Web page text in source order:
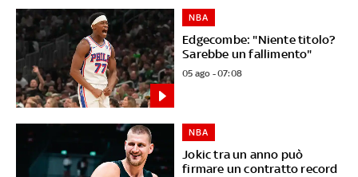
Edgecombe: "Niente titolo?
Sarebbe un fallimento"
NBA
05 ago - 07:08
Jokic tra un anno può
firmare un contratto record
NBA